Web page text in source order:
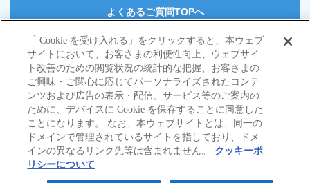
よくあるご質問TOPへ
サイトマップ
当サイトのご利用にあたって
勧誘方針
個人情報の取扱いについて
© Nisshin Fire & Marine Insurance Co.,Ltd.
All Rights Reserved.
「 Cookie を受け入れる」をクリックすると、本ウェブ
サイトにおいて、お客さまの利便性向上、ウェブサイ
ト改善のための閲覧状況の統計的な把握、お客さまの
ご興味・ご関心に応じてパーソナライズされたコンテ
ンツおよび広告の表示・配信、サービス等のご案内の
ために、デバイスに Cookie を保存することに同意した
ことになります。 なお、本ウェブサイトとは、同一の
ドメインで管理されているサイトを指しており、ドメ
インの異なるリンク先等は含まれません。
クッキーポ
リシーについて